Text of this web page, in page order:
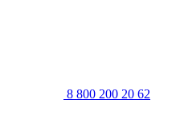
8 800 200 20 62